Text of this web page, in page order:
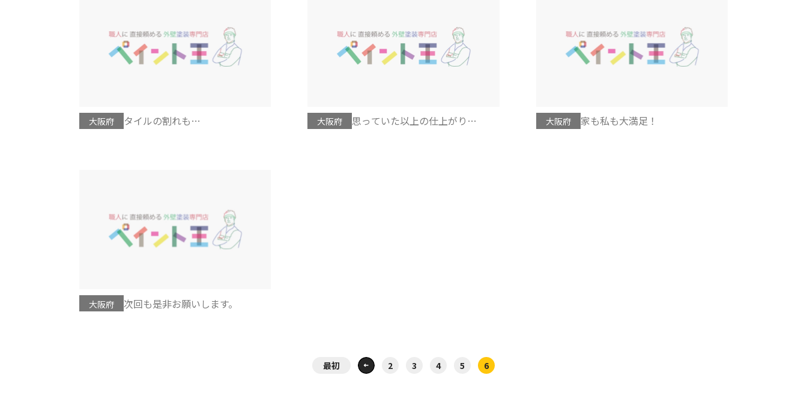
大阪府
タイルの割れも
大阪府
思っていた以上の仕上がりに
大阪府 家も私も大満足！
大阪府 次回も是非お願いします。
最初 2 3 4 5 6